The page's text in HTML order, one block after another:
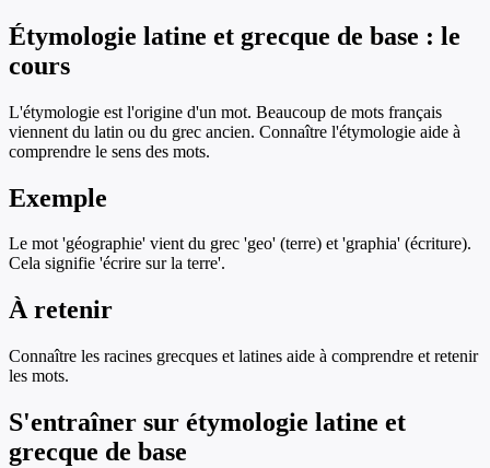
Étymologie latine et grecque de base : le
cours
L'étymologie est l'origine d'un mot. Beaucoup de mots français
viennent du latin ou du grec ancien. Connaître l'étymologie aide à
comprendre le sens des mots.
Exemple
Le mot 'géographie' vient du grec 'geo' (terre) et 'graphia' (écriture).
Cela signifie 'écrire sur la terre'.
À retenir
Connaître les racines grecques et latines aide à comprendre et retenir
les mots.
S'entraîner sur étymologie latine et
grecque de base